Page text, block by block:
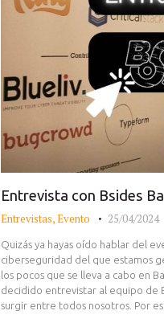
Entrevista con Bsides
Entrevistas,Evento 25/04/2024
Quizás ya hayas oído hablar del
ciberseguridad del que estamos
los pocos que se lleva a cabo en
decidido entrevistar al equipo de
surgir entre todos nosotros. Por